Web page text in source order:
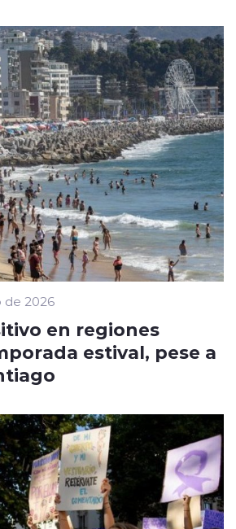
de 2026
en regiones
estival, pese a